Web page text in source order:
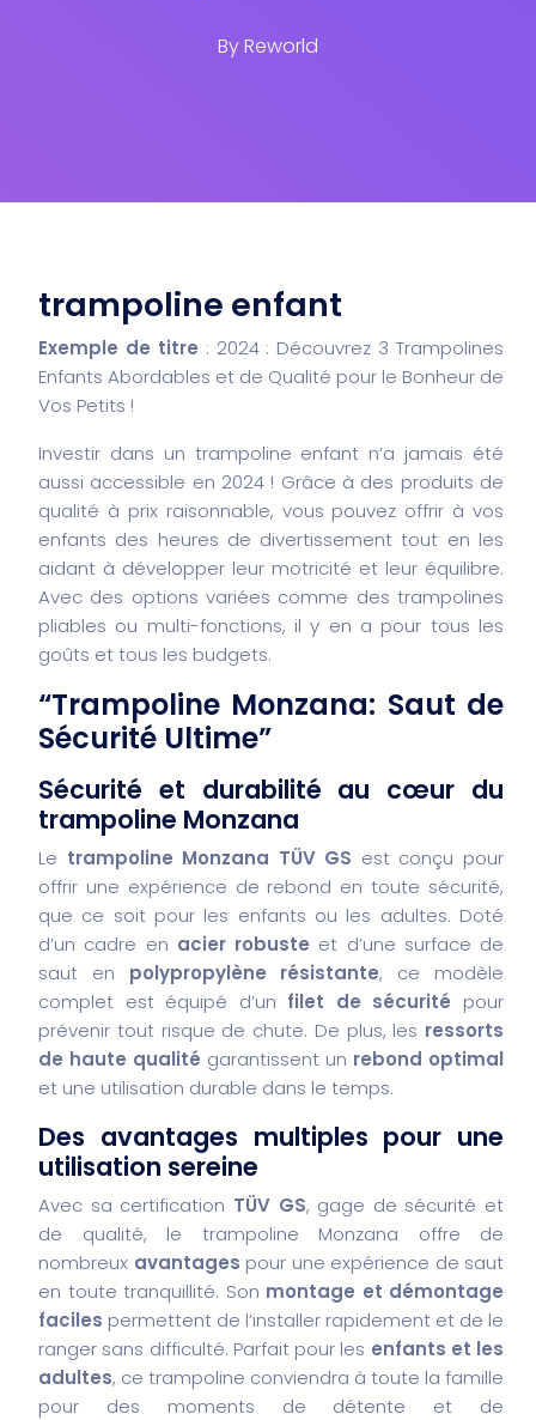
ByReworld
trampoline enfant
Exemple de titre : 2024 : Découvrez 3 Trampolines
Enfants Abordables et de Qualité pour le Bonheur de
Vos Petits !
Investir dans un trampoline enfant n’a jamais été
aussi accessible en 2024 ! Grâce à des produits de
qualité à prix raisonnable, vous pouvez offrir à vos
enfants des heures de divertissement tout en les
aidant à développer leur motricité et leur équilibre.
Avec des options variées comme des trampolines
pliables ou multi-fonctions, il y en a pour tous les
goûts et tous les budgets.
“Trampoline Monzana: Saut de
Sécurité Ultime”
Sécurité et durabilité au cœur du
trampoline Monzana
Le trampoline Monzana TÜV GS est conçu pour
offrir une expérience de rebond en toute sécurité,
que ce soit pour les enfants ou les adultes. Doté
d’un cadre en acier robuste et d’une surface de
saut en polypropylène résistante, ce modèle
complet est équipé d’un filet de sécurité pour
prévenir tout risque de chute. De plus, les ressorts
de haute qualité garantissent un rebond optimal
et une utilisation durable dans le temps.
Des avantages multiples pour une
utilisation sereine
Avec sa certification TÜV GS, gage de sécurité et
de qualité, le trampoline Monzana offre de
nombreux avantages pour une expérience de saut
en toute tranquillité. Son montage et démontage
faciles permettent de l’installer rapidement et de le
ranger sans difficulté. Parfait pour les enfants et les
adultes, ce trampoline conviendra à toute la famille
pour des moments de détente et de